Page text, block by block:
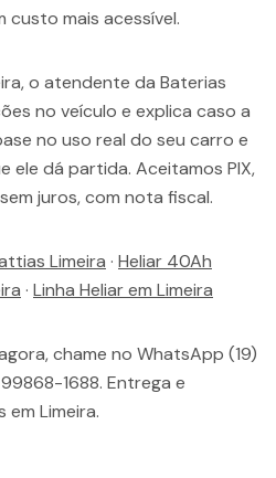
custo mais acessível.
o atendente da Baterias
no veículo e explica caso a
no uso real do seu carro e
ele dá partida. Aceitamos PIX,
juros, com nota fiscal.
Limeira · Heliar 40Ah
· Linha Heliar em Limeira
chame no WhatsApp (19)
1688. Entrega e
Limeira.